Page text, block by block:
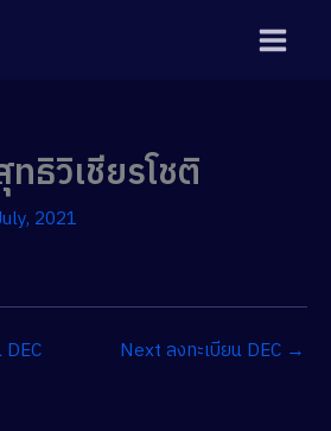
ธิวิเชียรโชติ
2021
Next ลงทะเบียน DEC →